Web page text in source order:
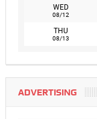
WED
08/12
THU
08/13
ADVERTISING